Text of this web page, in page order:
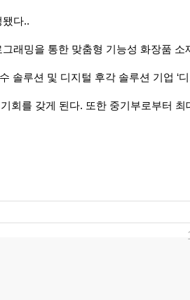
다..
래밍을 통한 맞춤형 기능성 화장품 소
루션 및 디지털 후각 솔루션 기업 ‘디
회를 갖게 된다. 또한 중기부로부터 최